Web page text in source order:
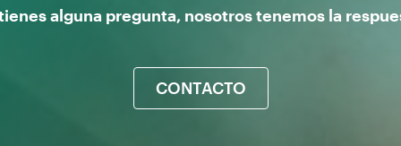
alguna pregunta, nosotros tenemos la
CONTACTO